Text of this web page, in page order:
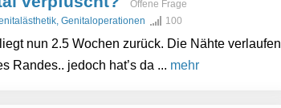
Offene Frage
Genitaloperationen 100
nun 2.5 Wochen zurück. Die Nähte verlaufen
Randes.. jedoch hat’s da ... mehr